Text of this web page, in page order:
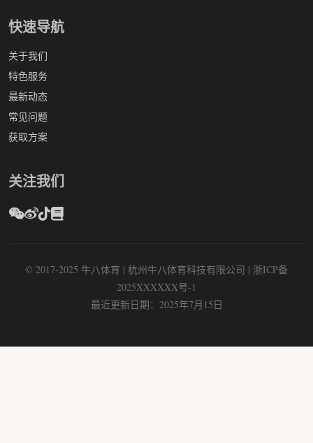
快速导航
关于我们
特色服务
最新动态
常见问题
获取方案
关注我们
© 2017-2025 牛八体育 | 杭州牛八体育科技有限公司 | 浙ICP备
2025XXXXXX号-1
最近更新日期：2025年7月15日